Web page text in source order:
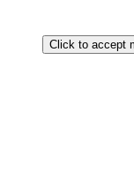
Click to accept